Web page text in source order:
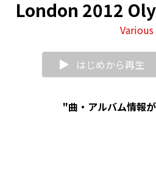
London 2012
Various
はじめから再生
"曲・アルバム情報